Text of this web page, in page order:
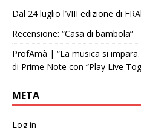
Dal 24 luglio l’VIII edizione di
Recensione: “Casa di bambola”
ProfAmà | “La musica si
di Prime Note con “Play Live
META
Log in